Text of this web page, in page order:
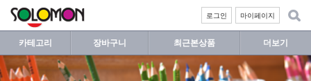
마이페이지
로그인
카테고리 장바구니 최근본상품 더보기